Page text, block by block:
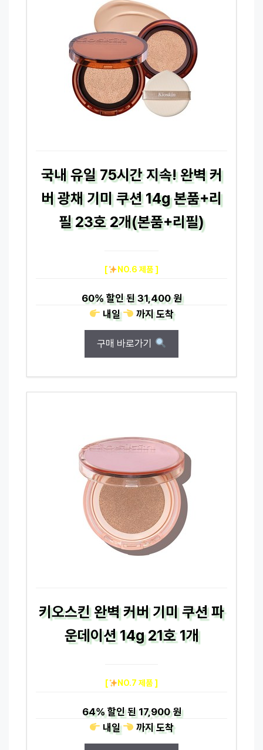
국내 유일 75시간 지속! 완벽 커
버 광채 기미 쿠션 14g 본품+리
필 23호 2개(본품+리필)
[ NO.6 제품 ]
60%할인 된31,400 원
내일
까지도착
구매 바로가기
키오스킨 완벽 커버 기미 쿠션 파
운데이션 14g 21호 1개
[ NO.7 제품 ]
64%할인 된17,900 원
내일
까지도착